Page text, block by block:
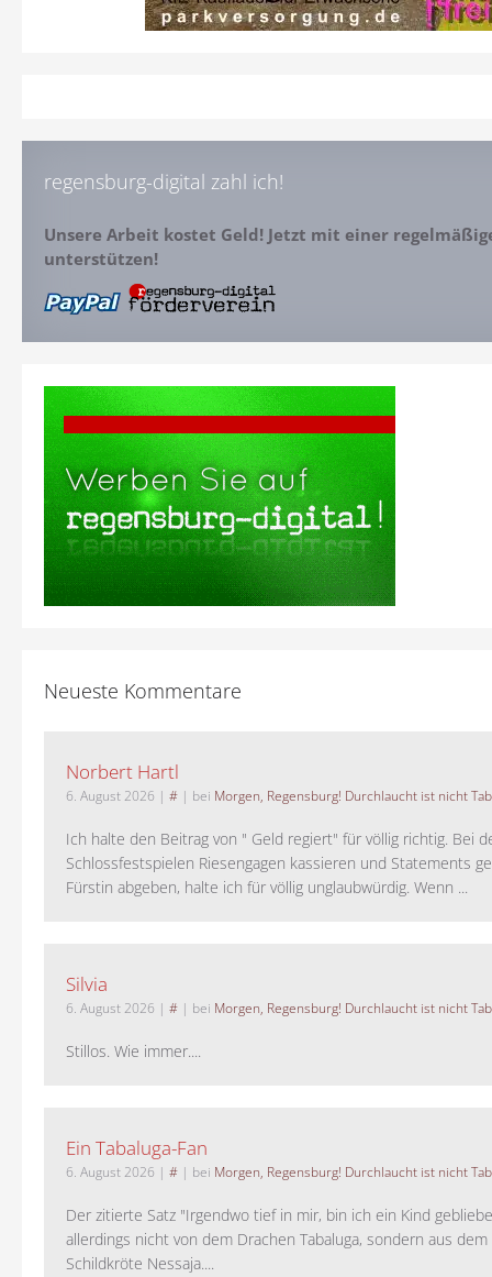
regensburg-digital zahl ich!
Unsere Arbeit kostet Geld! Jetzt mit einer
unterstützen!
Neueste Kommentare
Norbert Hartl
6. August 2026 | # | bei Morgen, Regensburg! Durchlaucht ist nicht
Ich halte den Beitrag von " Geld regiert" für völlig richtig. Bei
Schlossfestspielen Riesengagen kassieren und Statements
Fürstin abgeben, halte ich für völlig unglaubwürdig. Wenn ...
Silvia
6. August 2026 | # | bei Morgen, Regensburg! Durchlaucht ist nicht
Stillos. Wie immer....
Ein Tabaluga-Fan
6. August 2026 | # | bei Morgen, Regensburg! Durchlaucht ist nicht
Der zitierte Satz "Irgendwo tief in mir, bin ich ein Kind
allerdings nicht von dem Drachen Tabaluga, sondern aus
Schildkröte Nessaja....